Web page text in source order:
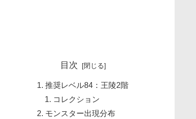
目次
推奨レベル84：王陵2階
コレクション
モンスター出現分布